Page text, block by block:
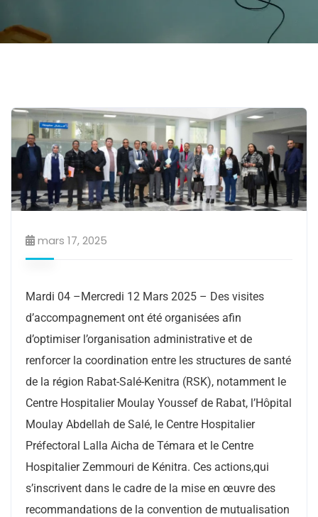
mars 17, 2025
Mardi 04 –Mercredi 12 Mars 2025 – Des visites
d’accompagnement ont été organisées afin
d’optimiser l’organisation administrative et de
renforcer la coordination entre les structures de santé
de la région Rabat-Salé-Kenitra (RSK), notamment le
Centre Hospitalier Moulay Youssef de Rabat, l’Hôpital
Moulay Abdellah de Salé, le Centre Hospitalier
Préfectoral Lalla Aicha de Témara et le Centre
Hospitalier Zemmouri de Kénitra. Ces actions,qui
s’inscrivent dans le cadre de la mise en œuvre des
recommandations de la convention de mutualisation